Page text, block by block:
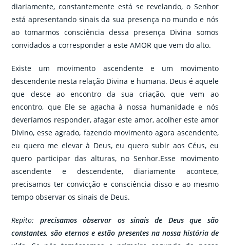
diariamente, constantemente está se revelando, o Senhor
está apresentando sinais da sua presença no mundo e nós
ao tomarmos consciência dessa presença Divina somos
convidados a corresponder a este AMOR que vem do alto.
Existe um movimento ascendente e um movimento
descendente nesta relação Divina e humana. Deus é aquele
que desce ao encontro da sua criação, que vem ao
encontro, que Ele se agacha à nossa humanidade e nós
deveríamos responder, afagar este amor, acolher este amor
Divino, esse agrado, fazendo movimento agora ascendente,
eu quero me elevar à Deus, eu quero subir aos Céus, eu
quero participar das alturas, no Senhor.Esse movimento
ascendente e descendente, diariamente acontece,
precisamos ter convicção e consciência disso e ao mesmo
tempo observar os sinais de Deus.
Repito:
precisamos observar os sinais de Deus que são
constantes, são eternos e estão presentes na nossa história de